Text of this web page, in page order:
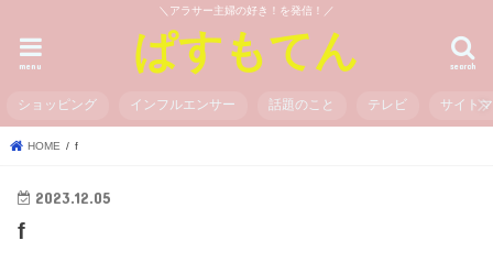
＼アラサー主婦の好き！を発信！／
ぱすもてん search
menu
ショッピング インフルエンサー 話題のこと テレビ サイト
HOME f
2023.12.05
f